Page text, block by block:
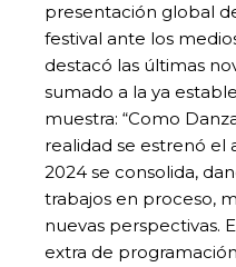
presentación global
festival ante los
destacó las últimas
sumado a la ya
muestra: “Como
realidad se estrenó el
2024 se consolida,
trabajos en proceso,
nuevas perspectivas.
extra de